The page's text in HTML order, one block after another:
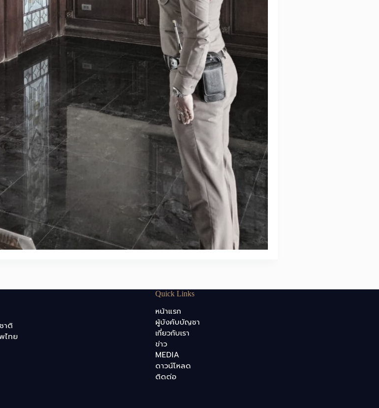
าติ
ไทย
Quick Links
หน้าแรก
ผู้บังคับบัญชา
เกี่ยวกับเรา
ข่าว
MEDIA
ดาวน์โหลด
ติดต่อ